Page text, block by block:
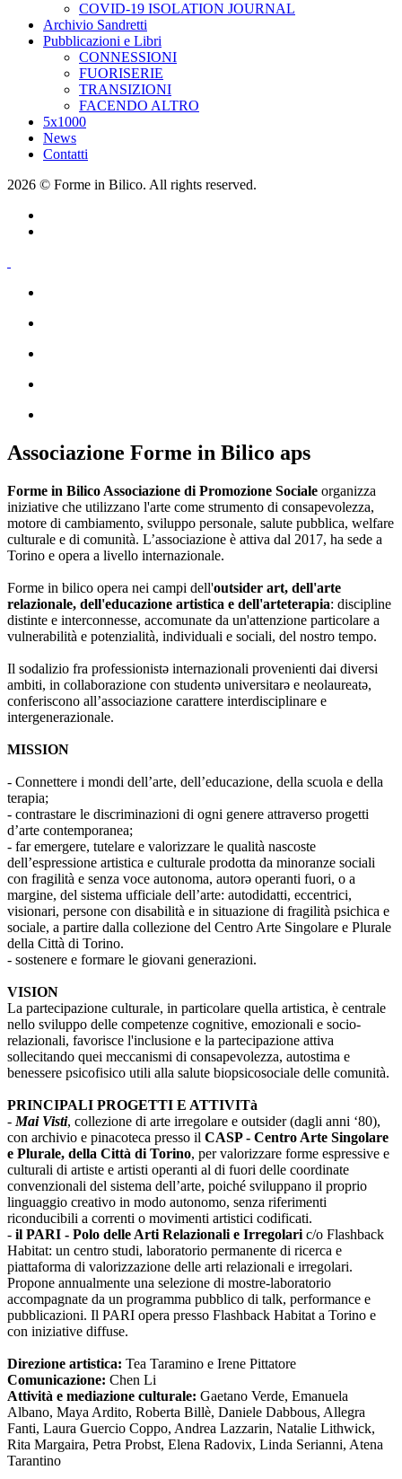
COVID-19 ISOLATION JOURNAL
Archivio Sandretti
Pubblicazioni e Libri
CONNESSIONI
FUORISERIE
TRANSIZIONI
FACENDO ALTRO
5x1000
News
Contatti
2026 © Forme in Bilico. All rights reserved.
Associazione Forme in Bilico aps
Forme in Bilico Associazione di Promozione Sociale organizza
iniziative che utilizzano l'arte come strumento di consapevolezza,
motore di cambiamento, sviluppo personale, salute pubblica, welfare
culturale e di comunità. L’associazione è attiva dal 2017, ha sede a
Torino e opera a livello internazionale.
Forme in bilico opera nei campi dell'outsider art, dell'arte
relazionale, dell'educazione artistica e dell'arteterapia: discipline
distinte e interconnesse, accomunate da un'attenzione particolare a
vulnerabilità e potenzialità, individuali e sociali, del nostro tempo.
Il sodalizio fra professionistə internazionali provenienti dai diversi
ambiti, in collaborazione con studentə universitarə e neolaureatə,
conferiscono all’associazione carattere interdisciplinare e
intergenerazionale.
MISSION
- Connettere i mondi dell’arte, dell’educazione, della scuola e della
terapia;
- contrastare le discriminazioni di ogni genere attraverso progetti
d’arte contemporanea;
- far emergere, tutelare e valorizzare le qualità nascoste
dell’espressione artistica e culturale prodotta da minoranze sociali
con fragilità e senza voce autonoma, autorə operanti fuori, o a
margine, del sistema ufficiale dell’arte: autodidatti, eccentrici,
visionari, persone con disabilità e in situazione di fragilità psichica e
sociale, a partire dalla collezione del Centro Arte Singolare e Plurale
della Città di Torino.
- sostenere e formare le giovani generazioni.
VISION
La partecipazione culturale, in particolare quella artistica, è centrale
nello sviluppo delle competenze cognitive, emozionali e socio-
relazionali, favorisce l'inclusione e la partecipazione attiva
sollecitando quei meccanismi di consapevolezza, autostima e
benessere psicofisico utili alla salute biopsicosociale delle comunità.
PRINCIPALI PROGETTI E ATTIVITà
- Mai Visti, collezione di arte irregolare e outsider (dagli anni ‘80),
con archivio e pinacoteca presso il CASP - Centro Arte Singolare
e Plurale, della Città di Torino, per valorizzare forme espressive e
culturali di artiste e artisti operanti al di fuori delle coordinate
convenzionali del sistema dell’arte, poiché sviluppano il proprio
linguaggio creativo in modo autonomo, senza riferimenti
riconducibili a correnti o movimenti artistici codificati.
- il PARI - Polo delle Arti Relazionali e Irregolari c/o Flashback
Habitat: un centro studi, laboratorio permanente di ricerca e
piattaforma di valorizzazione delle arti relazionali e irregolari.
Propone annualmente una selezione di mostre-laboratorio
accompagnate da un programma pubblico di talk, performance e
pubblicazioni. Il PARI opera presso Flashback Habitat a Torino e
con iniziative diffuse.
Direzione artistica: Tea Taramino e Irene Pittatore
Comunicazione: Chen Li
Attività e mediazione culturale: Gaetano Verde, Emanuela
Albano, Maya Ardito, Roberta Billè, Daniele Dabbous, Allegra
Fanti, Laura Guercio Coppo, Andrea Lazzarin, Natalie Lithwick,
Rita Margaira, Petra Probst, Elena Radovix, Linda Serianni, Atena
Tarantino